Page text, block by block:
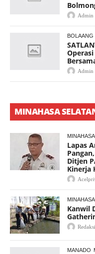
Admin
Admin
MINAHASA
MINAHASA
Lapas
Ditjen
Kinerja
MINAHASA
Kanwil
MANADO